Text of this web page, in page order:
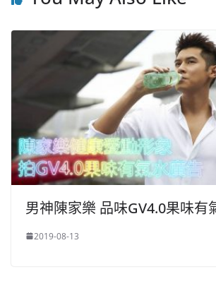
男神陳家樂 品味GV4.0果味有
2019-08-13